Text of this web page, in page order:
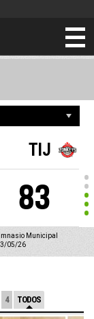
TIJ
83
Municipal
05/26
4 TODOS